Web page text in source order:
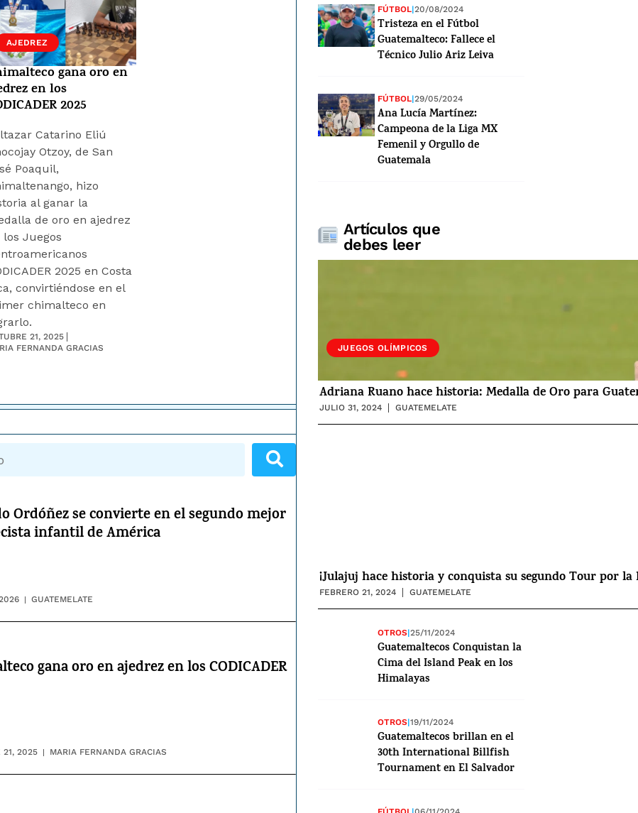
AJEDREZ
Catarino Eliú
Otzoy, de San
Poaquil,
hizo
al ganar la
de oro en ajedrez
los Juegos
2025 en Costa
convirtiéndose en el
chimalteco en
21, 2025
FERNANDA GRACIAS
gana oro en
en los
2025
Ordóñez se convierte en el segundo mejor
infantil de América
GUATEMELATE
gana oro en ajedrez en los CODICADER
21, 2025 MARIA FERNANDA GRACIAS
FÚTBOL|20/08/2024
Tristeza en el Fútbol
Guatemalteco: Fallece el
Técnico Julio Ariz Leiva
FÚTBOL|29/05/2024
Ana Lucía Martínez:
Campeona de la Liga MX
Femenil y Orgullo de
Guatemala
Artículos que
debes leer
JUEGOS OLÍMPICOS
Adriana Ruano hace historia: Medalla de Oro para
JULIO 31, 2024 GUATEMELATE
¡Julajuj hace historia y conquista su segundo Tour por la
FEBRERO 21, 2024 GUATEMELATE
OTROS|25/11/2024
Guatemaltecos Conquistan la
Cima del Island Peak en los
Himalayas
OTROS|19/11/2024
Guatemaltecos brillan en el
30th International Billfish
Tournament en El Salvador